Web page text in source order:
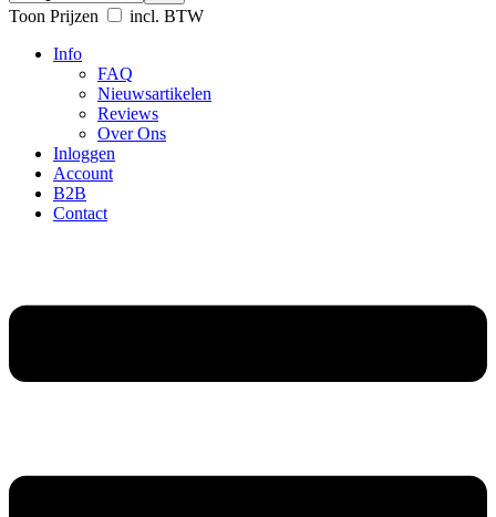
Toon Prijzen
incl. BTW
Info
FAQ
Nieuwsartikelen
Reviews
Over Ons
Inloggen
Account
B2B
Contact